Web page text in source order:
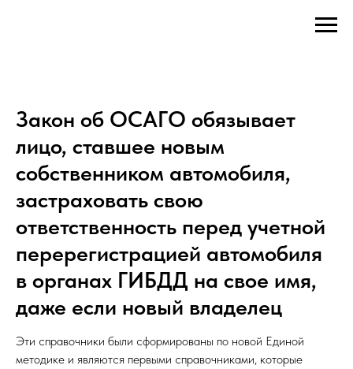
Закон об ОСАГО обязывает
лицо, ставшее новым
собственником автомобиля,
застраховать свою
ответственность перед учетной
перерегистрацией автомобиля
в органах ГИБДД на свое имя,
даже если новый владелец
Эти справочники были сформированы по новой Единой
методике и являются первыми справочниками, которые